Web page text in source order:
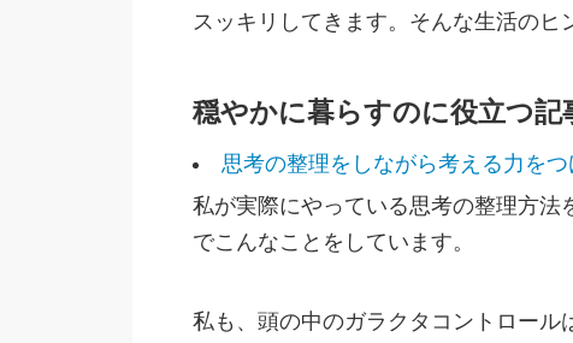
スッキリしてきます。そんな生活のヒ
穏やかに暮らすのに役立つ記
思考の整理をしながら考える力を
私が実際にやっている思考の整理方
でこんなことをしています。
私も、頭の中のガラクタコントロール